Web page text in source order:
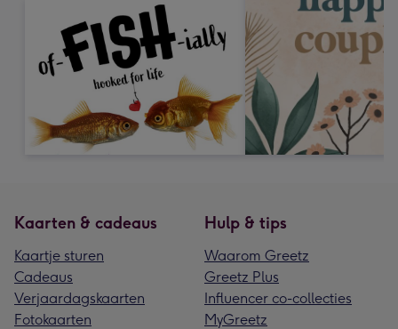
Kaarten & cadeaus
Kaartje sturen
Cadeaus
Verjaardagskaarten
Fotokaarten
Hulp & tips
Waarom Greetz
Greetz Plus
Influencer co-collecties
MyGreetz